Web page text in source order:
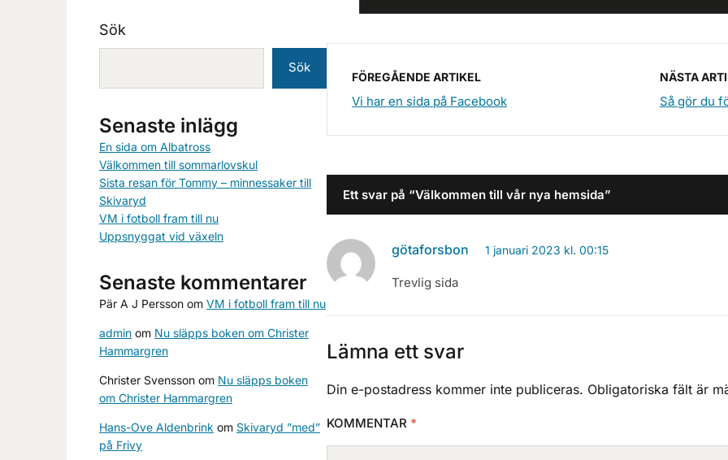
FÖREGÅENDE ARTIKEL
Vi har en sida på Facebook
NÄSTA
Så gör du
Ett svar på “Välkommen till vår nya hemsida”
götaforsbon 1 januari 2023 kl. 00:15
Trevlig sida
Lämna ett svar
Din e-postadress kommer inte publiceras. Obligatoriska fält är
KOMMENTAR *
Sök
Sök
Senaste inlägg
En sida om Albatross
Välkommen till sommarlovskul
Sista resan för Tommy – minnessaker till
Skivaryd
VM i fotboll fram till nu
Uppsnyggat vid växeln
Senaste kommentarer
Pär A J Persson om VM i fotboll fram till nu
admin om Nu släpps boken om Christer
Hammargren
Christer Svensson om Nu släpps boken
om Christer Hammargren
Hans-Ove Aldenbrink om Skivaryd ”med”
på Frivy